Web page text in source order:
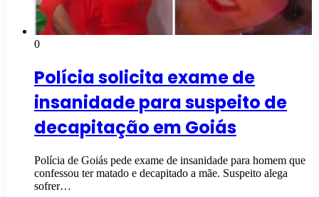
0
Polícia solicita exame de
insanidade para suspeito de
decapitação em Goiás
Polícia de Goiás pede exame de insanidade para homem que
confessou ter matado e decapitado a mãe. Suspeito alega
sofrer…